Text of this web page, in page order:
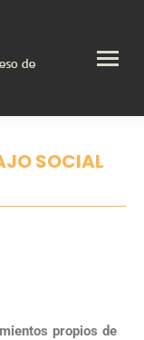
SOCIAL
propios de